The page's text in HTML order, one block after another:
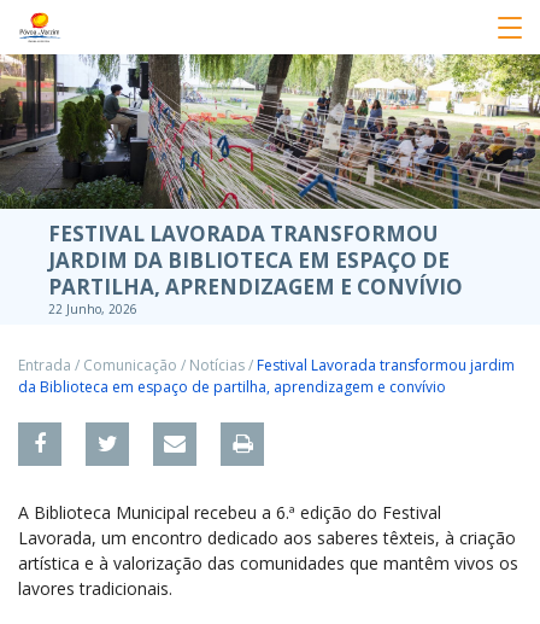
FESTIVAL LAVORADA TRANSFORMOU
JARDIM DA BIBLIOTECA EM ESPAÇO DE
PARTILHA, APRENDIZAGEM E CONVÍVIO
22 Junho, 2026
Entrada / Comunicação / Notícias/Festival Lavorada transformou jardim
da Biblioteca em espaço de partilha, aprendizagem e convívio
A Biblioteca Municipal recebeu a 6.ª edição do Festival
Lavorada, um encontro dedicado aos saberes têxteis, à criação
artística e à valorização das comunidades que mantêm vivos os
lavores tradicionais.